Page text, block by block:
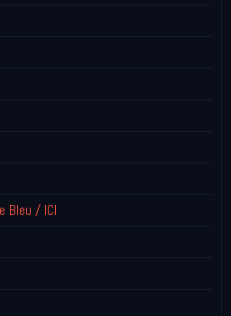
Bleu / ICI